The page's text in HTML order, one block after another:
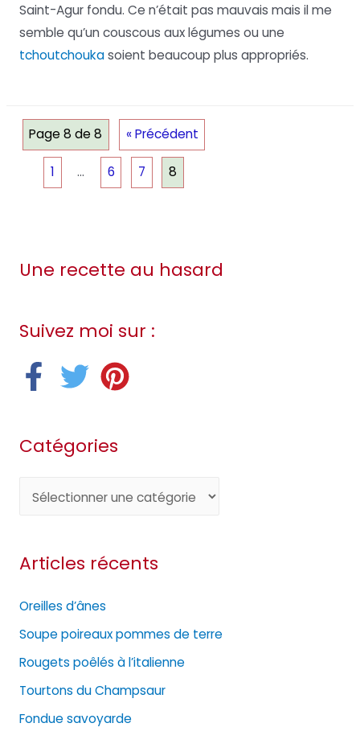
Saint-Agur fondu. Ce n’était pas mauvais mais il me
semble qu’un couscous aux légumes ou une
tchoutchoukasoient beaucoup plus appropriés.
Page 8 de 8 « Précédent
1 … 6 7 8
Une recette au hasard
Suivez moi sur :
Catégories
é
o
r
i
e
s
Articles récents
Oreilles d’ânes
Soupe poireaux pommes de terre
Rougets poêlés à l’italienne
Tourtons du Champsaur
Fondue savoyarde